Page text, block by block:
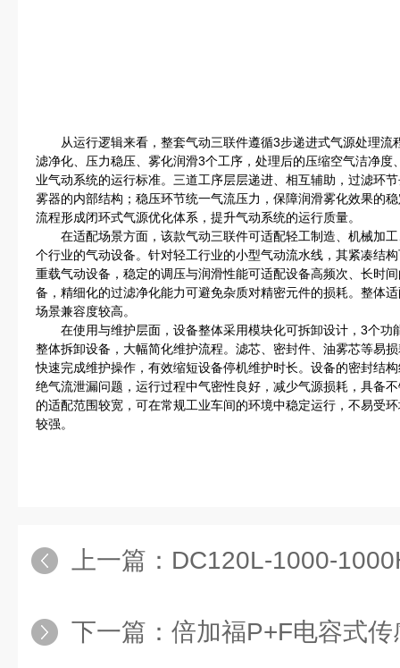
从运行逻辑来看，整套气动三联件遵循3步递进式气源处理流
滤净化、压力稳压、雾化润滑3个工序，处理后的压缩空气洁净
业气动系统的运行标准。三道工序层层递进、相互辅助，过滤环
雾器的内部结构；稳压环节统一气流压力，保障润滑雾化效果的
流程形成闭环式气源优化体系，提升气动系统的运行质量。
在适配场景方面，该款气动三联件可适配轻工制造、机械加工
个行业的气动设备。针对轻工行业的小型气动流水线，其紧凑结
重载气动设备，稳定的调压与润滑性能可适配设备高频次、长时
备，精细化的过滤净化能力可避免杂质对精密元件的损耗。整体
场景兼容度较高。
在使用与维护层面，设备整体采用模块化可拆卸设计，3个功
整体拆卸设备，大幅简化维护流程。滤芯、密封件、油雾芯等易
快速完成维护操作，有效缩短设备停机维护时长。设备的密封结
绝气流泄漏问题，运行过程中气密性良好，减少气源损耗，具备
的适配范围较宽，可在常规工业车间的环境中稳定运行，不易受
较强。
上一篇： DC120L-1000-
下一篇： 倍加福P+F电容式传